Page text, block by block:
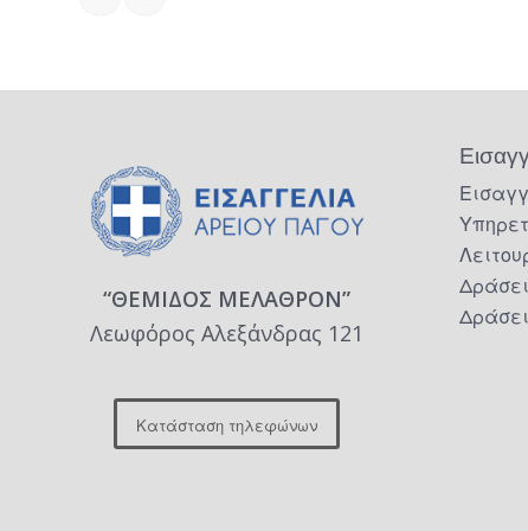
“ΘΕΜΙΔΟΣ ΜΕΛΑΘΡΟΝ”
Λεωφόρος Αλεξάνδρας 121
Κατάσταση τηλεφώνων